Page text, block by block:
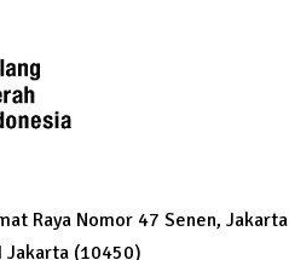
Raya Nomor 47 Senen, Jakarta
Jakarta (10450)